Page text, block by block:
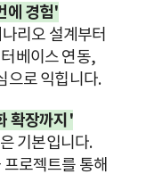
에 경험'
리오 설계부터
베이스 연동,
으로 익힙니다.
확장까지'
기본입니다.
로젝트를 통해